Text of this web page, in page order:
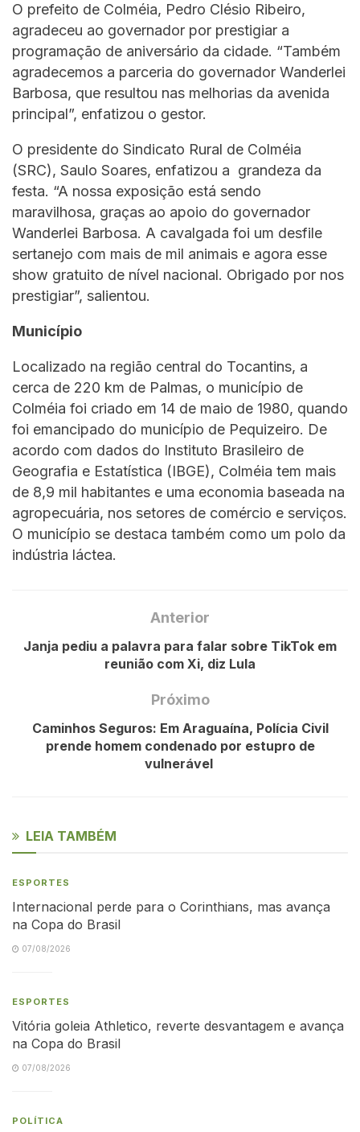
O prefeito de Colméia, Pedro Clésio Ribeiro,
agradeceu ao governador por prestigiar a
programação de aniversário da cidade. “Também
agradecemos a parceria do governador Wanderlei
Barbosa, que resultou nas melhorias da avenida
principal”, enfatizou o gestor.
O presidente do Sindicato Rural de Colméia
(SRC), Saulo Soares, enfatizou a grandeza da
festa. “A nossa exposição está sendo
maravilhosa, graças ao apoio do governador
Wanderlei Barbosa. A cavalgada foi um desfile
sertanejo com mais de mil animais e agora esse
show gratuito de nível nacional. Obrigado por nos
prestigiar”, salientou.
Município
Localizado na região central do Tocantins, a
cerca de 220 km de Palmas, o município de
Colméia foi criado em 14 de maio de 1980, quando
foi emancipado do município de Pequizeiro. De
acordo com dados do Instituto Brasileiro de
Geografia e Estatística (IBGE), Colméia tem mais
de 8,9 mil habitantes e uma economia baseada na
agropecuária, nos setores de comércio e serviços.
O município se destaca também como um polo da
indústria láctea.
Anterior
Janja pediu a palavra para falar sobre TikTok em
reunião com Xi, diz Lula
Próximo
Caminhos Seguros: Em Araguaína, Polícia Civil
prende homem condenado por estupro de
vulnerável
LEIA TAMBÉM
ESPORTES
Internacional perde para o Corinthians, mas avança
na Copa do Brasil
07/08/2026
ESPORTES
Vitória goleia Athletico, reverte desvantagem e avança
na Copa do Brasil
07/08/2026
POLÍTICA